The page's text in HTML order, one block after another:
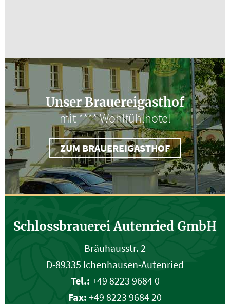
Unser Brauereigasthof
mit **** Wohlfühlhotel
ZUM BRAUEREIGASTHOF
Schlossbrauerei Autenried GmbH
Bräuhausstr. 2
D-89335 Ichenhausen-Autenried
Tel.: +49 8223 9684 0
Fax: +49 8223 9684 20